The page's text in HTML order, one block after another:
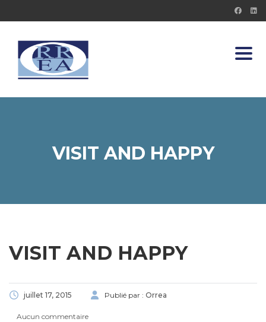
VISIT AND HAPPY
VISIT AND HAPPY
juillet 17, 2015 Publié par : Orrea
Aucun commentaire